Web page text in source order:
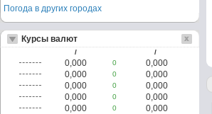
Погода в других городах
Курсы валют
/ /
0,000 0
0,000
0,000
0
0,000
0,000
0
0,000
0,000
0
0,000
0,000
0
0,000